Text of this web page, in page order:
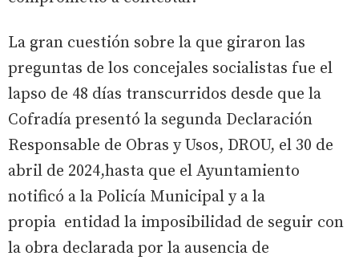
La gran cuestión sobre la que giraron las
preguntas de los concejales socialistas fue el
lapso de 48 días transcurridos desde que la
Cofradía presentó la segunda Declaración
Responsable de Obras y Usos, DROU, el 30 de
abril de 2024,hasta que el Ayuntamiento
notificó a la Policía Municipal y a la
propia entidad la imposibilidad de seguir con
la obra declarada por la ausencia de